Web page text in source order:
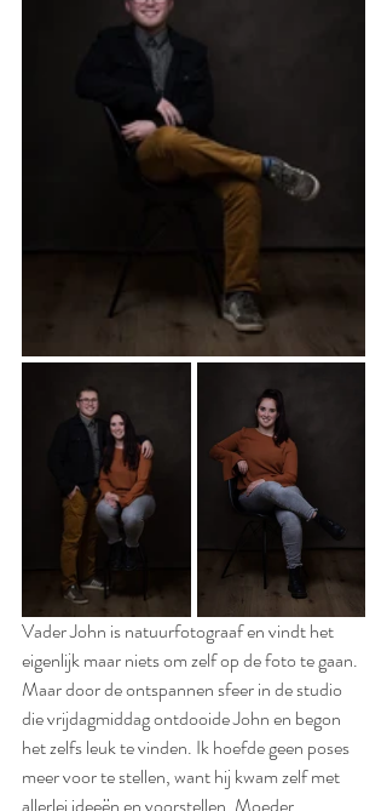
Vader John is natuurfotograaf en vindt het
eigenlijk maar niets om zelf op de foto te gaan.
Maar door de ontspannen sfeer in de studio
die vrijdagmiddag ontdooide John en begon
het zelfs leuk te vinden. Ik hoefde geen poses
meer voor te stellen, want hij kwam zelf met
allerlei ideeën en voorstellen. Moeder